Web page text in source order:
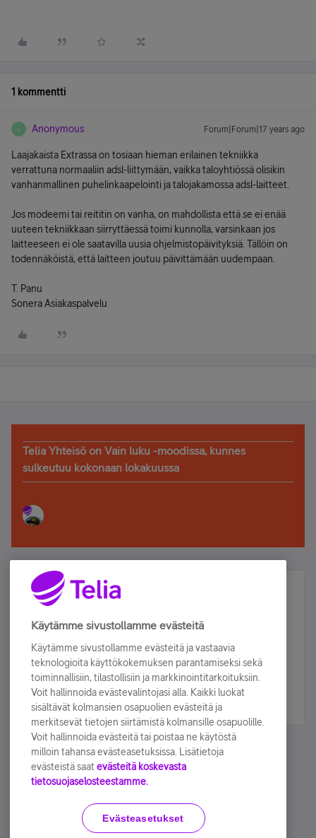
1 kommentti
A Anonymous Forum|Forum|17 years ago
Laajakaista Extrassa on tosiaan hieman erilainen tekniikka
verrattuna normaaliin adsl-liittymään, vaikka taloyhtiössä olisikin
vanhanmallinen puhelinkaapelointi ja talojakamossa adsl-laitteet.
Jos modeemi tai reititin on vanha, on mahdollista että se ei enää
uuteen tekniikkaan siirryttäessä toimi kunnolla, varsinkaan jos
laitteeseen ei ole saatavilla uusia ohjelmistopäivityksiä. Tällöin on
todennäköistä, että laitteen joutuu päivittämään uudempaan.
T. Panu
Sonera Asiakaspalvelu
Telia Yhteisö on Vain luku -moodissa, kunnes
sulkeutuu kokonaan lokakuussa
Älä jää paitsi – osallistu ja voita!
Tilaa Telian uutiskirje ja olet mukana arvonnassa.
sähköpostiisi.
Tilaa nyt
Käyttöehdot Accessibility statement
Käytämme sivustollamme evästeitä
Käytämme sivustollamme evästeitä ja vastaavia
teknologioita käyttökokemuksen parantamiseksi sekä
toiminnallisiin, tilastollisiin ja markkinointitarkoituksiin.
Voit hallinnoida evästevalintojasi alla. Kaikki luokat
sisältävät kolmansien osapuolien evästeitä ja
merkitsevät tietojen siirtämistä kolmansille osapuolille.
Voit hallinnoida evästeitä tai poistaa ne käytöstä
milloin tahansa evästeasetuksissa. Lisätietoja
evästeistä saat evästeitä koskevasta
tietosuojaselosteestamme.
Evästeasetukset